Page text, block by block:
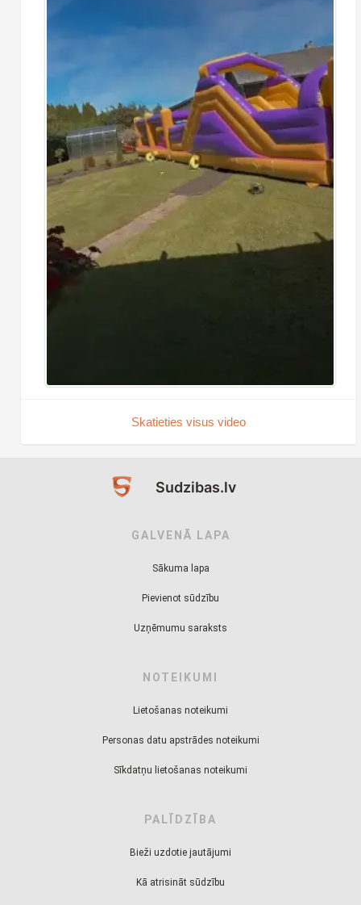
Skatieties visus video
Sudzibas.lv
GALVENĀ LAPA
Sākuma lapa
Pievienot sūdzību
Uzņēmumu saraksts
NOTEIKUMI
Lietošanas noteikumi
Personas datu apstrādes noteikumi
Sīkdatņu lietošanas noteikumi
PALĪDZĪBA
Bieži uzdotie jautājumi
Kā atrisināt sūdzību